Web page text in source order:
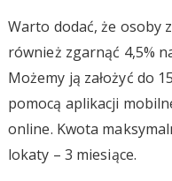
Warto dodać, że osoby
również zgarnąć 4,5%
Możemy ją założyć do
pomocą aplikacji
online. Kwota
lokaty – 3 miesiące.